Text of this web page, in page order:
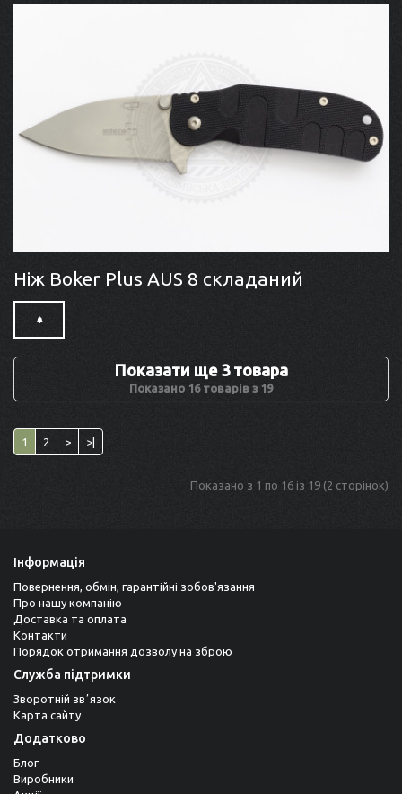
Ніж Boker Plus AUS 8 складаний
Показати ще 3 товара
Показано 16 товарів з 19
1 2 > >|
Показано з 1 по 16 із 19 (2 сторінок)
Інформація
Повернення, обмін, гарантійні зобов'язання
Про нашу компанію
Доставка та оплата
Контакти
Порядок отримання дозволу на зброю
Служба підтримки
Зворотній звʼязок
Карта сайту
Додатково
Блог
Виробники